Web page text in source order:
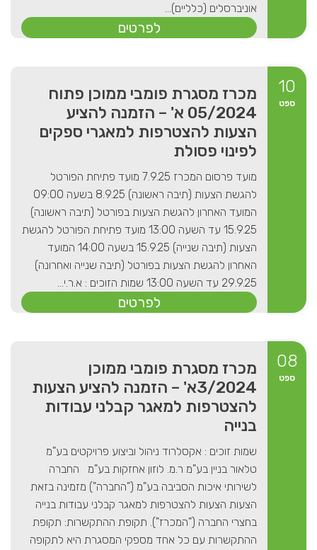
אוניברסלים (כלליים)...
לפרטים
10
ספט
מכרז מסגרת פומבי ממוכן פתוח
05/2024 א' – הזמנה להציע
הצעות להצטרפות למאגרי ספקים
לפינוי פסולת
מועד פרסום המכרז 7.9.25 מועד פתיחת הפורטל
להגשת הצעות (תיבה ראשונה) 8.9.25 בשעה 09:00
המועד האחרון להגשת הצעות בפורטל (תיבה ראשונה)
15.9.25 עד השעה 13:00 מועד פתיחת הפורטל להגשת
הצעות (תיבה שנייה) 15.9.25 בשעה 14:00 המועד
האחרון להגשת הצעות בפורטל (תיבה שנייה ואחרונה)
29.9.25 עד השעה 13:00 שמות הזוכים : א.ר.י...
לפרטים
08
ספט
מכרז מסגרת פומבי ממוכן
3/2024א' – הזמנה להציע הצעות
להצטרפות למאגר קבלני עבודות
בנייה
שמות זוכים : אקסלרוד ניהול וביצוע פרויקטים בע"מ
טלאור בניין בע"מ ר.מ. לוזון אחזקות בע"מ החברה
לשירותי איכות הסביבה בע"מ ("החברה") מזמינה בזאת
הצעות הצעות להצטרפות למאגר קבלני עבודות בנייה
בחצרי החברה ("המכרז"). תקופת ההתקשרות: תקופת
ההתקשרות עם כל אחד מספקי המסגרת היא לתקופה